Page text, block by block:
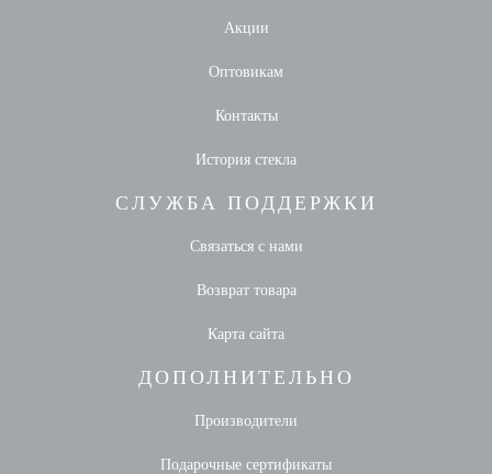
Акции
Оптовикам
Контакты
История стекла
СЛУЖБА ПОДДЕРЖКИ
Связаться с нами
Возврат товара
Карта сайта
ДОПОЛНИТЕЛЬНО
Производители
Подарочные сертификаты